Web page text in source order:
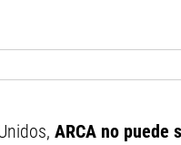
ARCA no puede